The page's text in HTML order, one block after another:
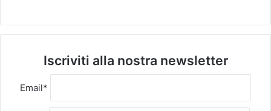
Iscriviti alla nostra newsletter
Email*